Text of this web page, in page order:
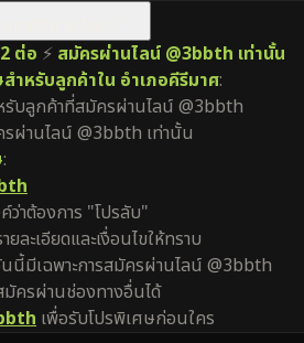
ต่อ ⚡ สมัครผ่านไลน์ @3bbth เท่านั้น
ำหรับลูกค้าใน อำเภอคีรีมาศ:
รับลูกค้าที่สมัครผ่านไลน์ @3bbth
รผ่านไลน์ @3bbth เท่านั้น
:
ว่าต้องการ "โปรลับ"
ยละเอียดและเงื่อนไขให้ทราบ
นนี้มีเฉพาะการสมัครผ่านไลน์ @3bbth
มัครผ่านช่องทางอื่นได้
เพื่อรับโปรพิเศษก่อนใคร